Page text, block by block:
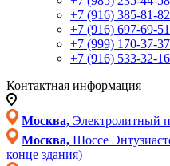
+7 (916) 385-81-82
+7 (916) 697-69-51
+7 (999) 170-37-37
+7 (916) 533-32-16
Контактная информация
Москва, Электролитный
Москва, Шоссе
конце здания)